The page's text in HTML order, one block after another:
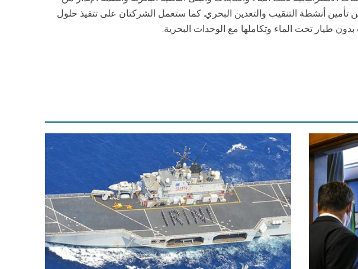
تأمين أنشطة التنقيب والتعدين البحري. كما ستعمل الشركتان على تتفيذ حلول
طيار تحت الماء وتكاملها مع الوحدات البحرية.